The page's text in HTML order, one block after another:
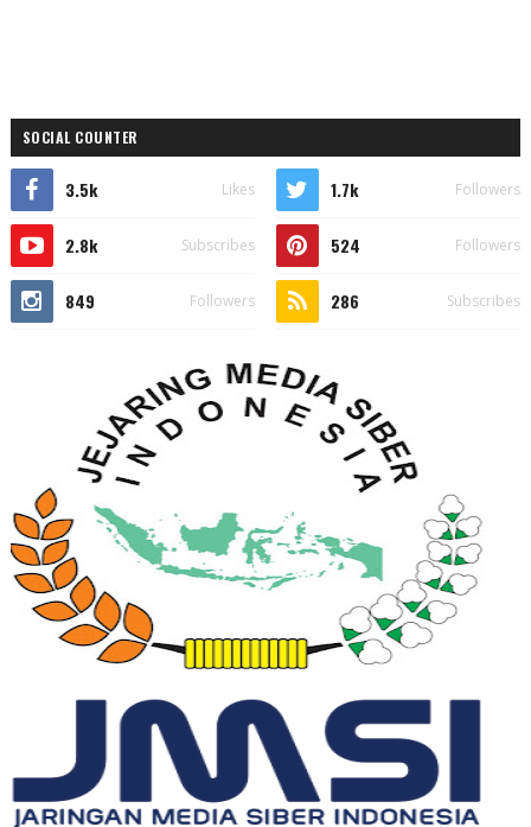
SOCIAL COUNTER
3.5k Likes 1.7k Followers
2.8k Subscribes 524 Followers
849 Followers 286 Subscribes